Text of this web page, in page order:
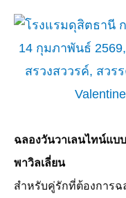
ฉลองวันวาเลนไทน์แบ
พาวิลเลี่ยน
สำหรับคู่รักที่ต้องการฉ